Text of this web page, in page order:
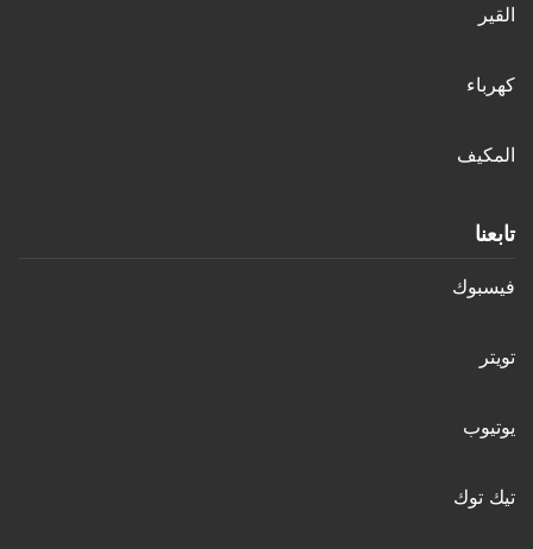
القير
كهرباء
المكيف
تابعنا
فيسبوك
تويتر
يوتيوب
تيك توك